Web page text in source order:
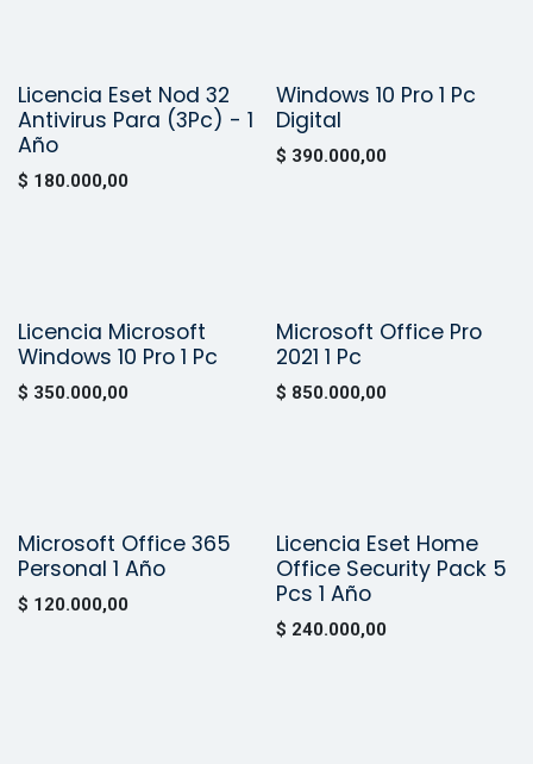
Vendido
Licencia Eset Nod 32
Antivirus Para (3Pc) - 1
Año
$ 180.000,00
Vendido
Windows 10 Pro 1 Pc
Digital
$ 390.000,00
Vendido
Licencia Microsoft
Windows 10 Pro 1 Pc
$ 350.000,00
Vendido
Microsoft Office Pro
2021 1 Pc
$ 850.000,00
Microsoft Office 365
Personal 1 Año
$ 120.000,00
Vendido
Licencia Eset Home
Office Security Pack 5
Pcs 1 Año
$ 240.000,00